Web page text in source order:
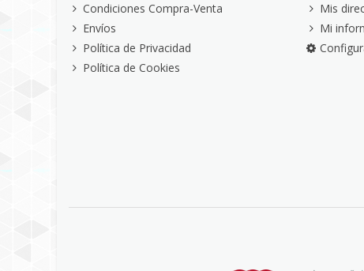
Condiciones Compra-Venta
Envíos
Política de Privacidad
Política de Cookies
Mis
Mi